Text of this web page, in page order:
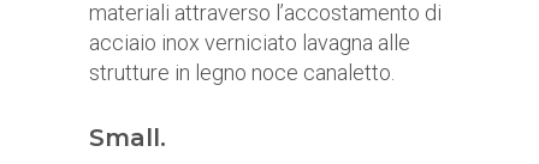
materiali attraverso l’accostamento di
acciaio inox verniciato lavagna alle
strutture in legno noce canaletto.
Small.